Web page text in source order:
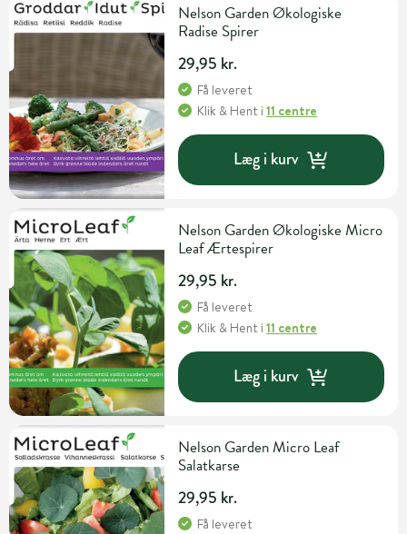
Nelson Garden Økologiske
Radise Spirer
29,95 kr.
Få leveret
Klik & Hent i11 centre
Læg i kurv
Nelson Garden Økologiske Micro
Leaf Ærtespirer
29,95 kr.
Få leveret
Klik & Hent i11 centre
Læg i kurv
Nelson Garden Micro Leaf
Salatkarse
29,95 kr.
Få leveret